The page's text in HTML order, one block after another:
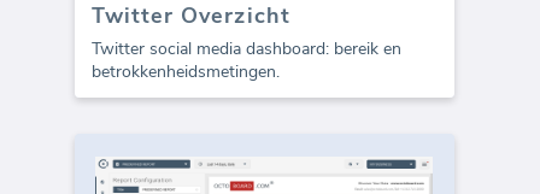
Twitter Overzicht
Twitter social media dashboard: bereik en
betrokkenheidsmetingen.